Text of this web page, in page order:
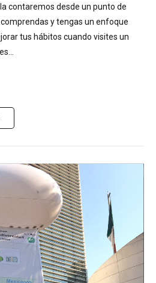
contaremos desde un punto de
y tengas un enfoque
tus hábitos cuando visites un